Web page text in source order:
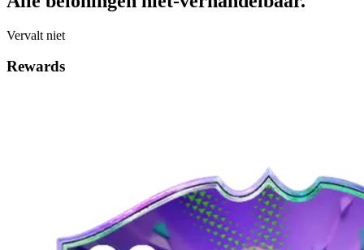
Vervalt niet
Rewards